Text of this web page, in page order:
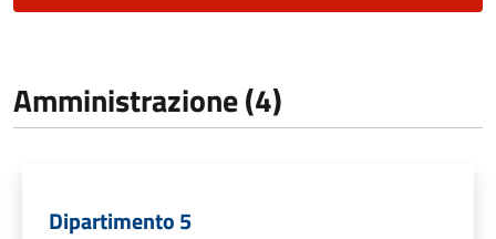
Amministrazione (4)
Dipartimento 5